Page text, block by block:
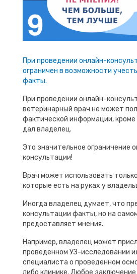
При проведении онлайн-
ограничен в возможности
факты.
При проведении онлайн-
ветеринарный врач не может
фактической информации,
дал владелец.
Это значительное ограничение
консультации!
Врач может использовать
которые есть на руках у
Иногда владелец думает, что
консультации факты, но на
предоставляет мнения.
Например, владелец может
проведенном УЗ-исследовании
специалиста о проведенном